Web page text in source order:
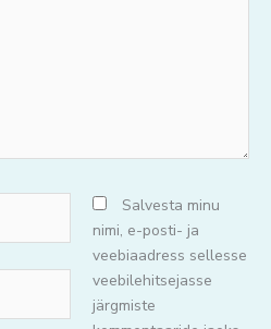
Salvesta minu
nimi, e-posti- ja
veebiaadress sellesse
veebilehitsejasse
järgmiste